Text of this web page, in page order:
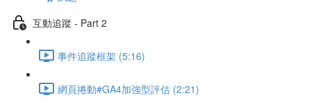
互動追蹤 - Part 2
事件追蹤框架 (5:16)
網頁捲動#GA4加強型評估 (2:21)